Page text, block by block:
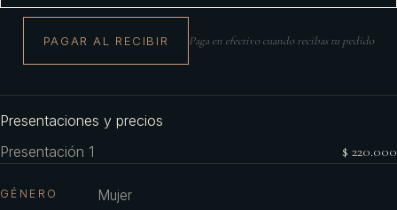
PAGAR AL RECIBIR Paga en efectivo cuando recibas tu pedido
Presentaciones y precios
Presentación 1
$ 220.000
GÉNERO Mujer